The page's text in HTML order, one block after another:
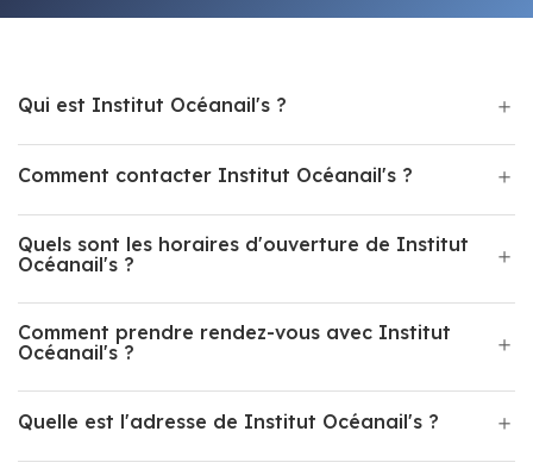
Qui est Institut Océanail's ?
Comment contacter Institut Océanail's ?
Quels sont les horaires d'ouverture de Institut
Océanail's ?
Comment prendre rendez-vous avec Institut
Océanail's ?
Quelle est l'adresse de Institut Océanail's ?